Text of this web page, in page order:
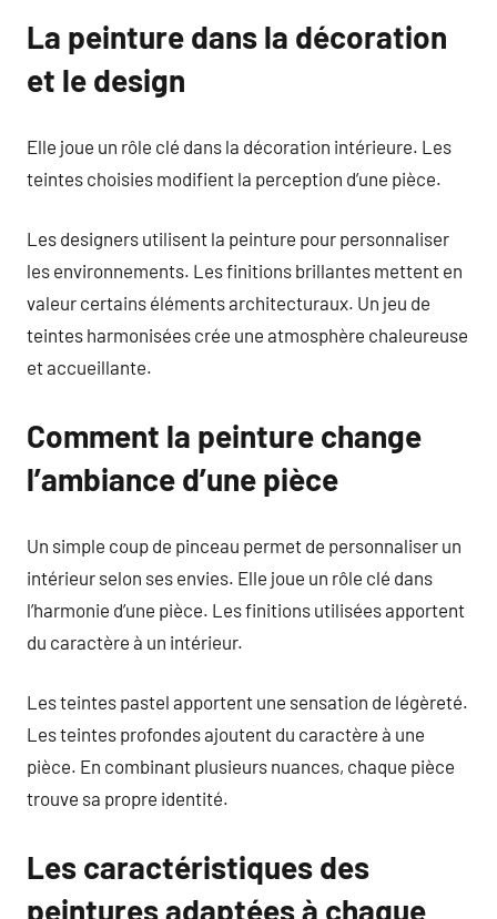
La peinture dans la décoration
et le design
Elle joue un rôle clé dans la décoration intérieure. Les
teintes choisies modifient la perception d’une pièce.
Les designers utilisent la peinture pour personnaliser
les environnements. Les finitions brillantes mettent en
valeur certains éléments architecturaux. Un jeu de
teintes harmonisées crée une atmosphère chaleureuse
et accueillante.
Comment la peinture change
l’ambiance d’une pièce
Un simple coup de pinceau permet de personnaliser un
intérieur selon ses envies. Elle joue un rôle clé dans
l’harmonie d’une pièce. Les finitions utilisées apportent
du caractère à un intérieur.
Les teintes pastel apportent une sensation de légèreté.
Les teintes profondes ajoutent du caractère à une
pièce. En combinant plusieurs nuances, chaque pièce
trouve sa propre identité.
Les caractéristiques des
peintures adaptées à chaque